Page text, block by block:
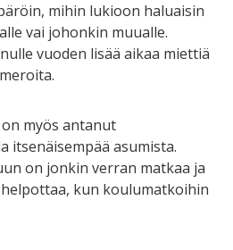
mihin lukioon haluaisin
vai johonkin muualle.
vuoden lisää aikaa miettiä
myös antanut
itsenäisempää asumista.
on jonkin verran matkaa ja
kun koulumatkoihin